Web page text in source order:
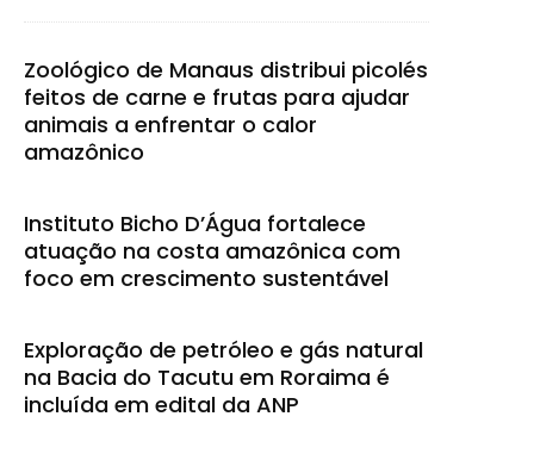
Zoológico de Manaus distribui picolés
feitos de carne e frutas para ajudar
animais a enfrentar o calor
amazônico
Instituto Bicho D’Água fortalece
atuação na costa amazônica com
foco em crescimento sustentável
Exploração de petróleo e gás natural
na Bacia do Tacutu em Roraima é
incluída em edital da ANP